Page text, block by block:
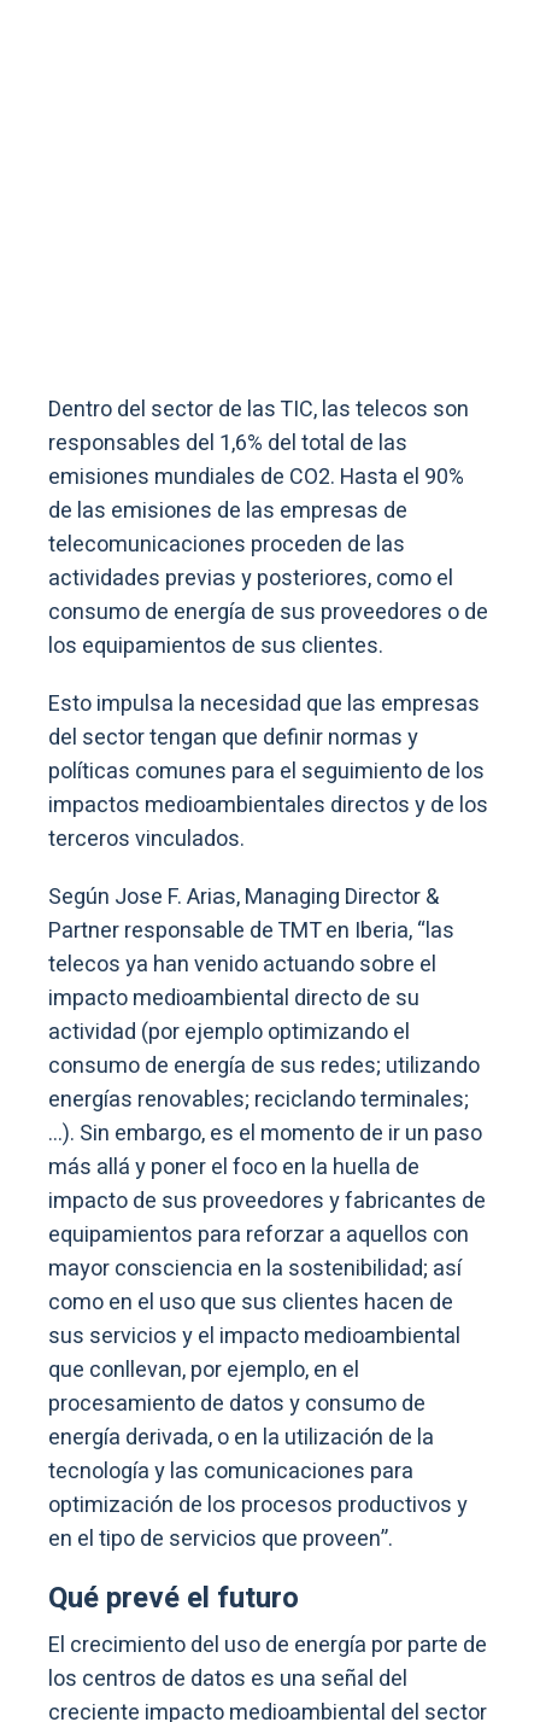
Dentro del sector de las TIC, las telecos son
responsables del 1,6% del total de las
emisiones mundiales de CO2. Hasta el 90%
de las emisiones de las empresas de
telecomunicaciones proceden de las
actividades previas y posteriores, como el
consumo de energía de sus proveedores o de
los equipamientos de sus clientes.
Esto impulsa la necesidad que las empresas
del sector tengan que definir normas y
políticas comunes para el seguimiento de los
impactos medioambientales directos y de los
terceros vinculados.
Según Jose F. Arias, Managing Director &
Partner responsable de TMT en Iberia, “las
telecos ya han venido actuando sobre el
impacto medioambiental directo de su
actividad (por ejemplo optimizando el
consumo de energía de sus redes; utilizando
energías renovables; reciclando terminales;
…). Sin embargo, es el momento de ir un paso
más allá y poner el foco en la huella de
impacto de sus proveedores y fabricantes de
equipamientos para reforzar a aquellos con
mayor consciencia en la sostenibilidad; así
como en el uso que sus clientes hacen de
sus servicios y el impacto medioambiental
que conllevan, por ejemplo, en el
procesamiento de datos y consumo de
energía derivada, o en la utilización de la
tecnología y las comunicaciones para
optimización de los procesos productivos y
en el tipo de servicios que proveen”.
Qué prevé el futuro
El crecimiento del uso de energía por parte de
los centros de datos es una señal del
creciente impacto medioambiental del sector